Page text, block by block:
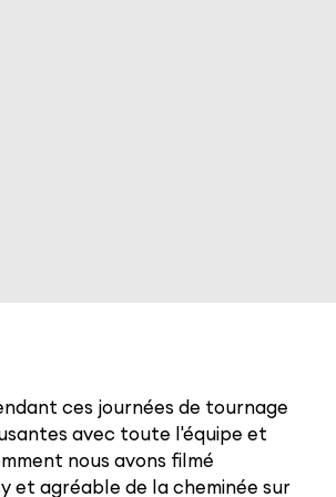
ces journées de tournage
avec toute l'équipe et
nous avons filmé
et agréable de la cheminée sur